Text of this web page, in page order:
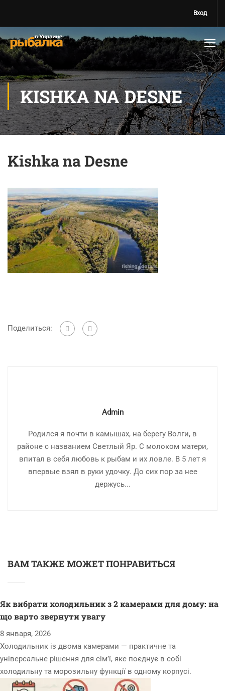
Вход
KISHKA NA DESNE
Kishka na Desne
Поделиться:
Admin
Родился я почти в камышах, на берегу Волги, в
районе с названием Светлый Яр. С молоком матери,
впитал в себя любовь к рыбам и их ловле. В 5 лет я
впервые взял в руки удочку. До сих пор за нее
держусь...
ВАМ ТАКЖЕ МОЖЕТ ПОНРАВИТЬСЯ
Як вибрати холодильник з 2 камерами для дому: на
що варто звернути увагу
8 января, 2026
Холодильник із двома камерами — практичне та
універсальне рішення для сім’ї, яке поєднує в собі
холодильну та морозильну функції в одному корпусі.